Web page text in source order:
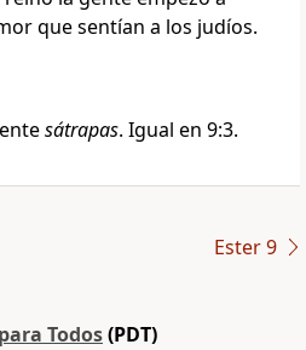
que sentían a los judíos.
sátrapas. Igual en 9:3.
Ester 9
Todos(PDT)